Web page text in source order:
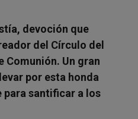
devoción que
del Círculo del
Comunión. Un gran
por esta honda
santificar a los